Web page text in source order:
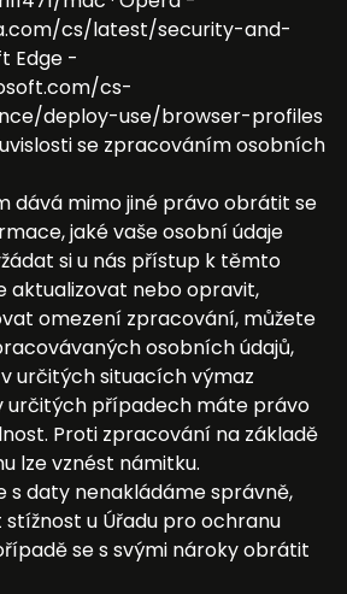
cs/latest/security-and-
Edge -
cs-
deploy-use/browser-profiles
se zpracováním osobních
dává mimo jiné právo obrátit se
jaké vaše osobní údaje
si u nás přístup k těmto
aktualizovat nebo opravit,
omezení zpracování, můžete
osobních údajů,
určitých situacích výmaz
určitých případech máte právo
Proti zpracování na základě
lze vznést námitku.
s daty nenakládáme správně,
u Úřadu pro ochranu
se s svými nároky obrátit